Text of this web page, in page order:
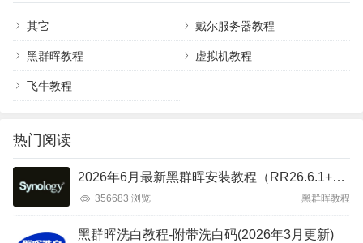
其它 戴尔服务器教程
黑群晖教程 虚拟机教程
飞牛教程
热门阅读
2026年6月最新黑群晖安装教程（RR26.6.1+DSM7.4）
356683 浏览 黑群晖教程
黑群晖洗白教程-附带洗白码(2026年3月更新)